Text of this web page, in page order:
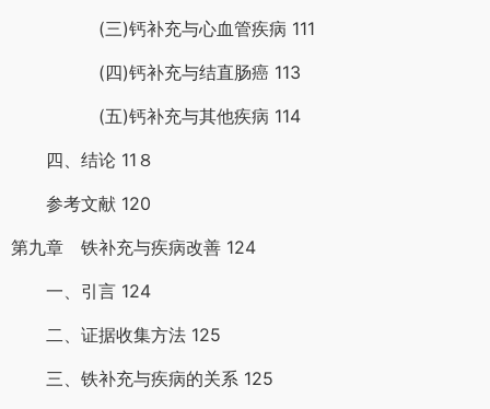
(三)钙补充与心血管疾病 111
(四)钙补充与结直肠癌 113
(五)钙补充与其他疾病 114
四、结论 11８
参考文献 120
第九章 铁补充与疾病改善 124
一、引言 124
二、证据收集方法 125
三、铁补充与疾病的关系 125